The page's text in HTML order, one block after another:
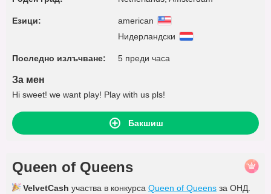
Езици:
american
Нидерландски
Последно излъчване: 5 преди часа
За мен
Hi sweet! we want play! Play with us pls!
Бакшиш
Queen of Queens
VelvetCash участва в конкурса Queen of Queens за ОНД.